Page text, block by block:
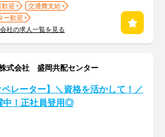
歓迎
交通費支給
ー歓迎
社の求人一覧を見る
式会社 盛岡共配センター
ペレーター】＼資格を活かして！／
中！正社員登用◎